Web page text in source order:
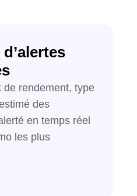
d’alertes
de rendement, type
des
en temps réel
les plus